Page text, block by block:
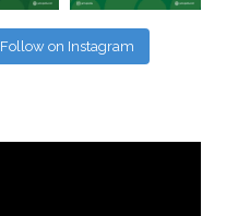
Follow on Instagram